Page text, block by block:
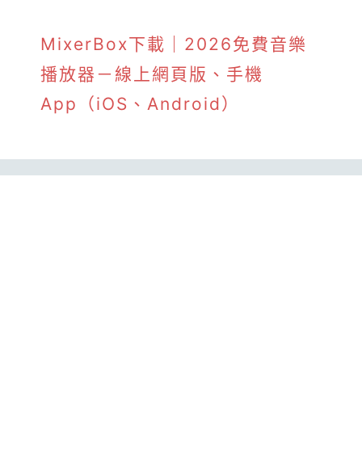
MixerBox下載｜2026免費音樂
播放器－線上網頁版、手機
App（iOS、Android）